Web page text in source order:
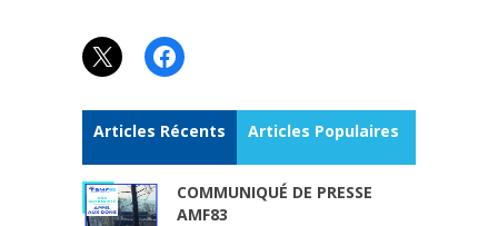
X Facebook
Articles Récents Articles Populaires
COMMUNIQUÉ DE PRESSE
AMF83